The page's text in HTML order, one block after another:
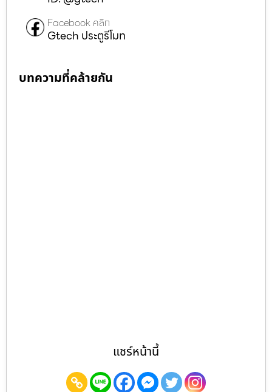
Facebook คลิก
Gtech ประตูรีโมท
บทความที่คล้ายกัน
แชร์หน้านี้